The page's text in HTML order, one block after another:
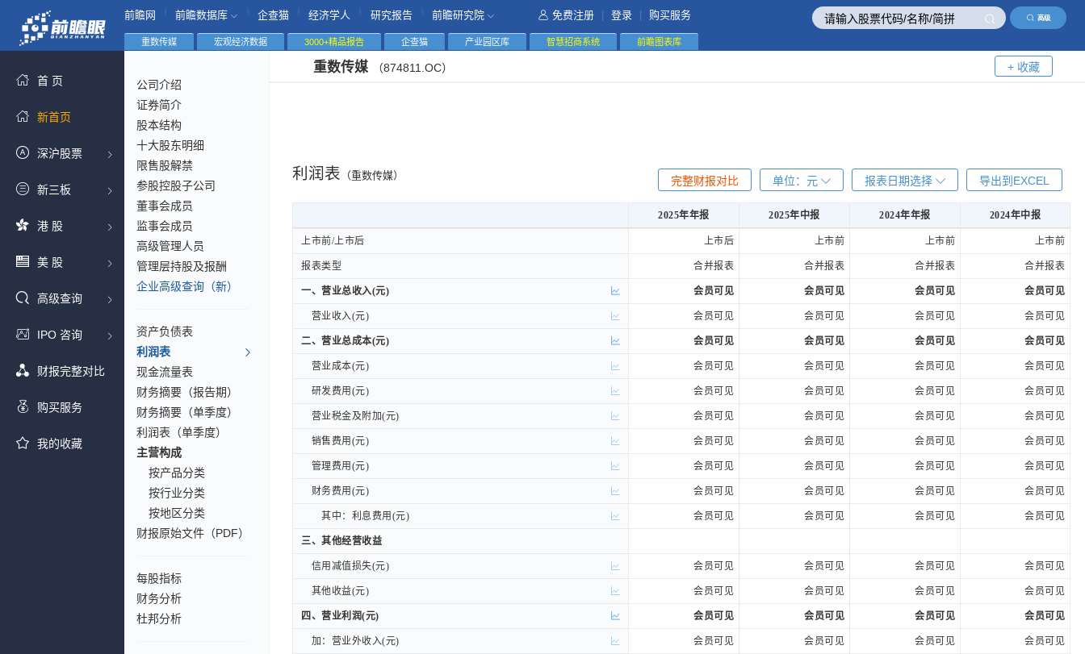
高级
前瞻网 前瞻数据库 企查猫 经济学人 研究报告 前瞻研究院 免费注册 登录 购买服务
首 页
新首页
深沪股票
新三板
港 股
美 股
高级查询
IPO 咨询
财报完整对比
购买服务
我的收藏
重数传媒 宏观经济数据 3000+精品报告 企查猫 产业园区库 智慧招商系统 前瞻图表库
公司介绍
证券简介
股本结构
十大股东明细
限售股解禁
参股控股子公司
董事会成员
监事会成员
高级管理人员
管理层持股及报酬
企业高级查询（新）
资产负债表
利润表
现金流量表
财务摘要（报告期）
财务摘要（单季度）
利润表（单季度）
主营构成
按产品分类
按行业分类
按地区分类
财报原始文件（PDF）
每股指标
财务分析
杜邦分析
重数传媒 （874811.OC） + 收藏
利润表 （重数传媒） 导出到EXCEL
报表日期选择
单位： 元
完整财报对比
2025年年报 2025年中报 2024年年报
2024年中报
2025年年报
2025年中报 2024年年报 2024年中报
上市前/上市后 上市后 上市前 上市前 上市前
报表类型 合并报表 合并报表 合并报表 合并报表
一、营业总收入(元) 会员可见 会员可见 会员可见 会员可见
营业收入(元) 会员可见 会员可见 会员可见 会员可见
二、营业总成本(元) 会员可见 会员可见 会员可见 会员可见
营业成本(元) 会员可见 会员可见 会员可见 会员可见
研发费用(元) 会员可见 会员可见 会员可见 会员可见
营业税金及附加(元) 会员可见 会员可见 会员可见 会员可见
销售费用(元) 会员可见 会员可见 会员可见 会员可见
管理费用(元) 会员可见 会员可见 会员可见 会员可见
财务费用(元) 会员可见 会员可见 会员可见 会员可见
其中：利息费用(元) 会员可见 会员可见 会员可见 会员可见
三、其他经营收益
信用减值损失(元) 会员可见 会员可见 会员可见 会员可见
其他收益(元) 会员可见 会员可见 会员可见 会员可见
四、营业利润(元) 会员可见 会员可见 会员可见 会员可见
加：营业外收入(元) 会员可见 会员可见 会员可见 会员可见
上市前/上市后
报表类型
一、营业总收入(元)
营业收入(元)
二、营业总成本(元)
营业成本(元)
研发费用(元)
营业税金及附加(元)
销售费用(元)
管理费用(元)
财务费用(元)
其中：利息费用(元)
三、其他经营收益
信用减值损失(元)
其他收益(元)
四、营业利润(元)
加：营业外收入(元)